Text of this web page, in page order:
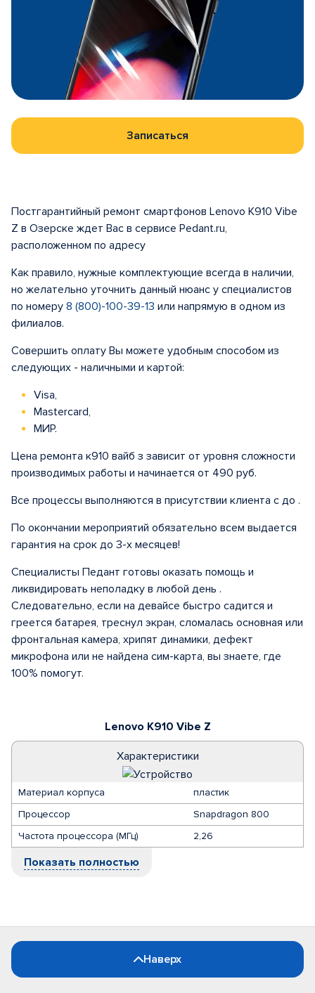
Записаться
Lenovo K910 Vibe Z
Характеристики
Материал корпуса
пластик
Процессор
Snapdragon 800
Частота процессора (МГц)
2,26
Показать полностью
Постгарантийный ремонт смартфонов Lenovo K910 Vibe
Z в Озерске ждет Вас в сервисе Pedant.ru,
расположенном по адресу
Как правило, нужные комплектующие всегда в наличии,
но желательно уточнить данный нюанс у специалистов
по номеру 8 (800)-100-39-13 или напрямую в одном из
филиалов.
Совершить оплату Вы можете удобным способом из
следующих - наличными и картой:
Visa,
Mastercard,
МИР.
Цена ремонта к910 вайб з зависит от уровня сложности
производимых работы и начинается от 490 руб.
Все процессы выполняются в присутствии клиента с до .
По окончании мероприятий обязательно всем выдается
гарантия на срок до 3-х месяцев!
Специалисты Педант готовы оказать помощь и
ликвидировать неполадку в любой день .
Следовательно, если на девайсе быстро садится и
греется батарея, треснул экран, сломалась основная или
фронтальная камера, хрипят динамики, дефект
микрофона или не найдена сим-карта, вы знаете, где
100% помогут.
Наверх